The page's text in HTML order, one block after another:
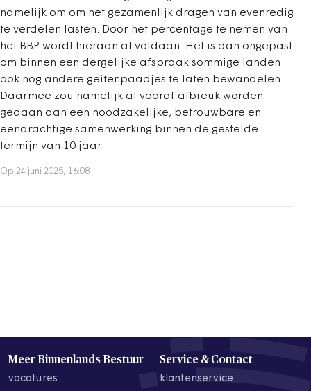
namelijk om om het gezamenlijk dragen van evenredig
te verdelen lasten. Door het percentage te nemen van
het BBP wordt hieraan al voldaan. Het is dan ongepast
om binnen een dergelijke afspraak sommige landen
ook nog andere geitenpaadjes te laten bewandelen.
Daarmee zou namelijk al vooraf afbreuk worden
gedaan aan een noodzakelijke, betrouwbare en
eendrachtige samenwerking binnen de gestelde
termijn van 10 jaar.
Op 24 juni 2025, 16:08
Meer Binnenlands Bestuur
vacatures
Service & Contact
klantenservice